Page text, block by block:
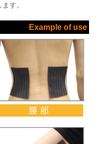
す。
Example of use